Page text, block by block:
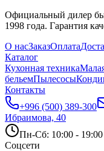
Официальный дилер
1998 года. Гарантия
О насЗаказОплата
Каталог
Кухонная техника
бельемПылесосы
Контакты
+996 (500) 389-300
Ибраимова, 40
Пн-Сб: 10:00 -
Соцсети